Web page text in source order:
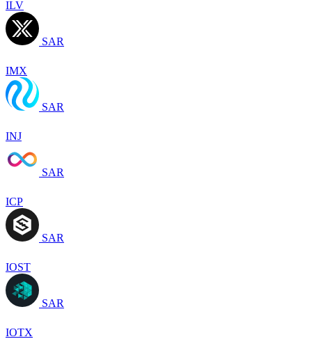
ILV
SAR
IMX
SAR
INJ
SAR
ICP
SAR
IOST
SAR
IOTX